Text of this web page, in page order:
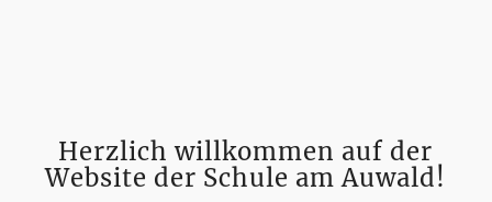
Herzlich willkommen auf der
Website der Schule am Auwald!